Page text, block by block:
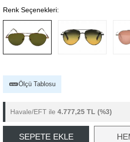
Renk Seçenekleri:
Ölçü Tablosu
Havale/EFT ile 4.777,25 TL (%3)
SEPETE EKLE